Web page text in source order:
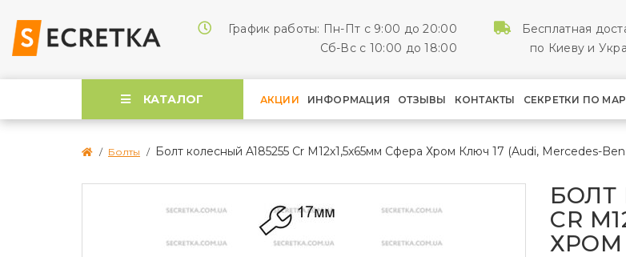
График работы: Пн-Пт с 9:00 до 20:00
Cб-Вс с 10:00 до 18:00
Бесплатная
по Киеву и
КАТАЛОГ АКЦИИ ИНФОРМАЦИЯ ОТЗЫВЫ КОНТАКТЫ СЕКРЕТКИ ПО
Болты Болт колесный A185255 Cr М12х1,5х65мм Сфера Хром Ключ 17 (Audi, Mercedes-
БОЛТ
CR
ХРОМ